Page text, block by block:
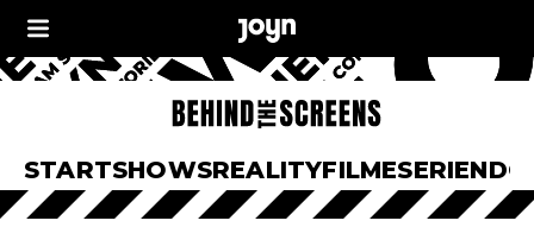
STARTSHOWSREALITYFILMESERIEN